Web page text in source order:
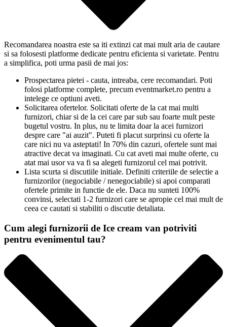
Recomandarea noastra este sa iti extinzi cat mai mult aria de cautare
si sa folosesti platforme dedicate pentru eficienta si varietate. Pentru
a simplifica, poti urma pasii de mai jos:
Prospectarea pietei - cauta, intreaba, cere recomandari. Poti
folosi platforme complete, precum eventmarket.ro pentru a
intelege ce optiuni aveti.
Solicitarea ofertelor. Solicitati oferte de la cat mai multi
furnizori, chiar si de la cei care par sub sau foarte mult peste
bugetul vostru. In plus, nu te limita doar la acei furnizori
despre care "ai auzit". Puteti fi placut surprinsi cu oferte la
care nici nu va asteptati! In 70% din cazuri, ofertele sunt mai
atractive decat va imaginati. Cu cat aveti mai multe oferte, cu
atat mai usor va va fi sa alegeti furnizorul cel mai potrivit.
Lista scurta si discutiile initiale. Definiti criteriile de selectie a
furnizorilor (negociabile / nenegociabile) si apoi comparati
ofertele primite in functie de ele. Daca nu sunteti 100%
convinsi, selectati 1-2 furnizori care se apropie cel mai mult de
ceea ce cautati si stabiliti o discutie detaliata.
Cum alegi furnizorii de Ice cream van potriviti
pentru evenimentul tau?